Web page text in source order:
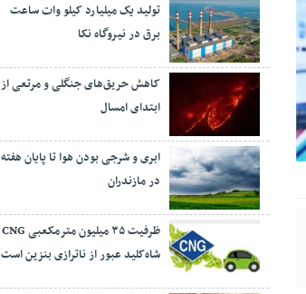
تولید یک میلیارد کیلو وات ساعت
برق در نیروگاه نکا
کاهش حریق‌های جنگلی و مرتعی از
ابتدای امسال
ابری و شرجی بودن هوا تا پایان هفته
در مازندران
ظرفیت ۳۵ میلیون مترمکعبی CNG
شاه‌کلید عبور از ناترازی بنزین است